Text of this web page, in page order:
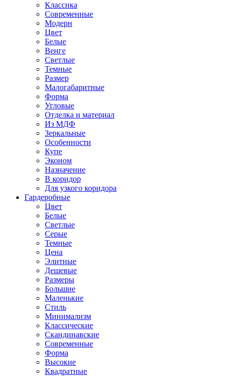
Классика
Современные
Модерн
Цвет
Белые
Венге
Светлые
Темные
Размер
Малогабаритные
Форма
Угловые
Отделка и материал
Из МДФ
Зеркальные
Особенности
Купе
Эконом
Назначение
В коридор
Для узкого коридора
Гардеробные
Цвет
Белые
Светлые
Серые
Темные
Цена
Элитные
Дешевые
Размеры
Большие
Маленькие
Стиль
Минимализм
Классические
Скандинавские
Современные
Форма
Высокие
Квадратные